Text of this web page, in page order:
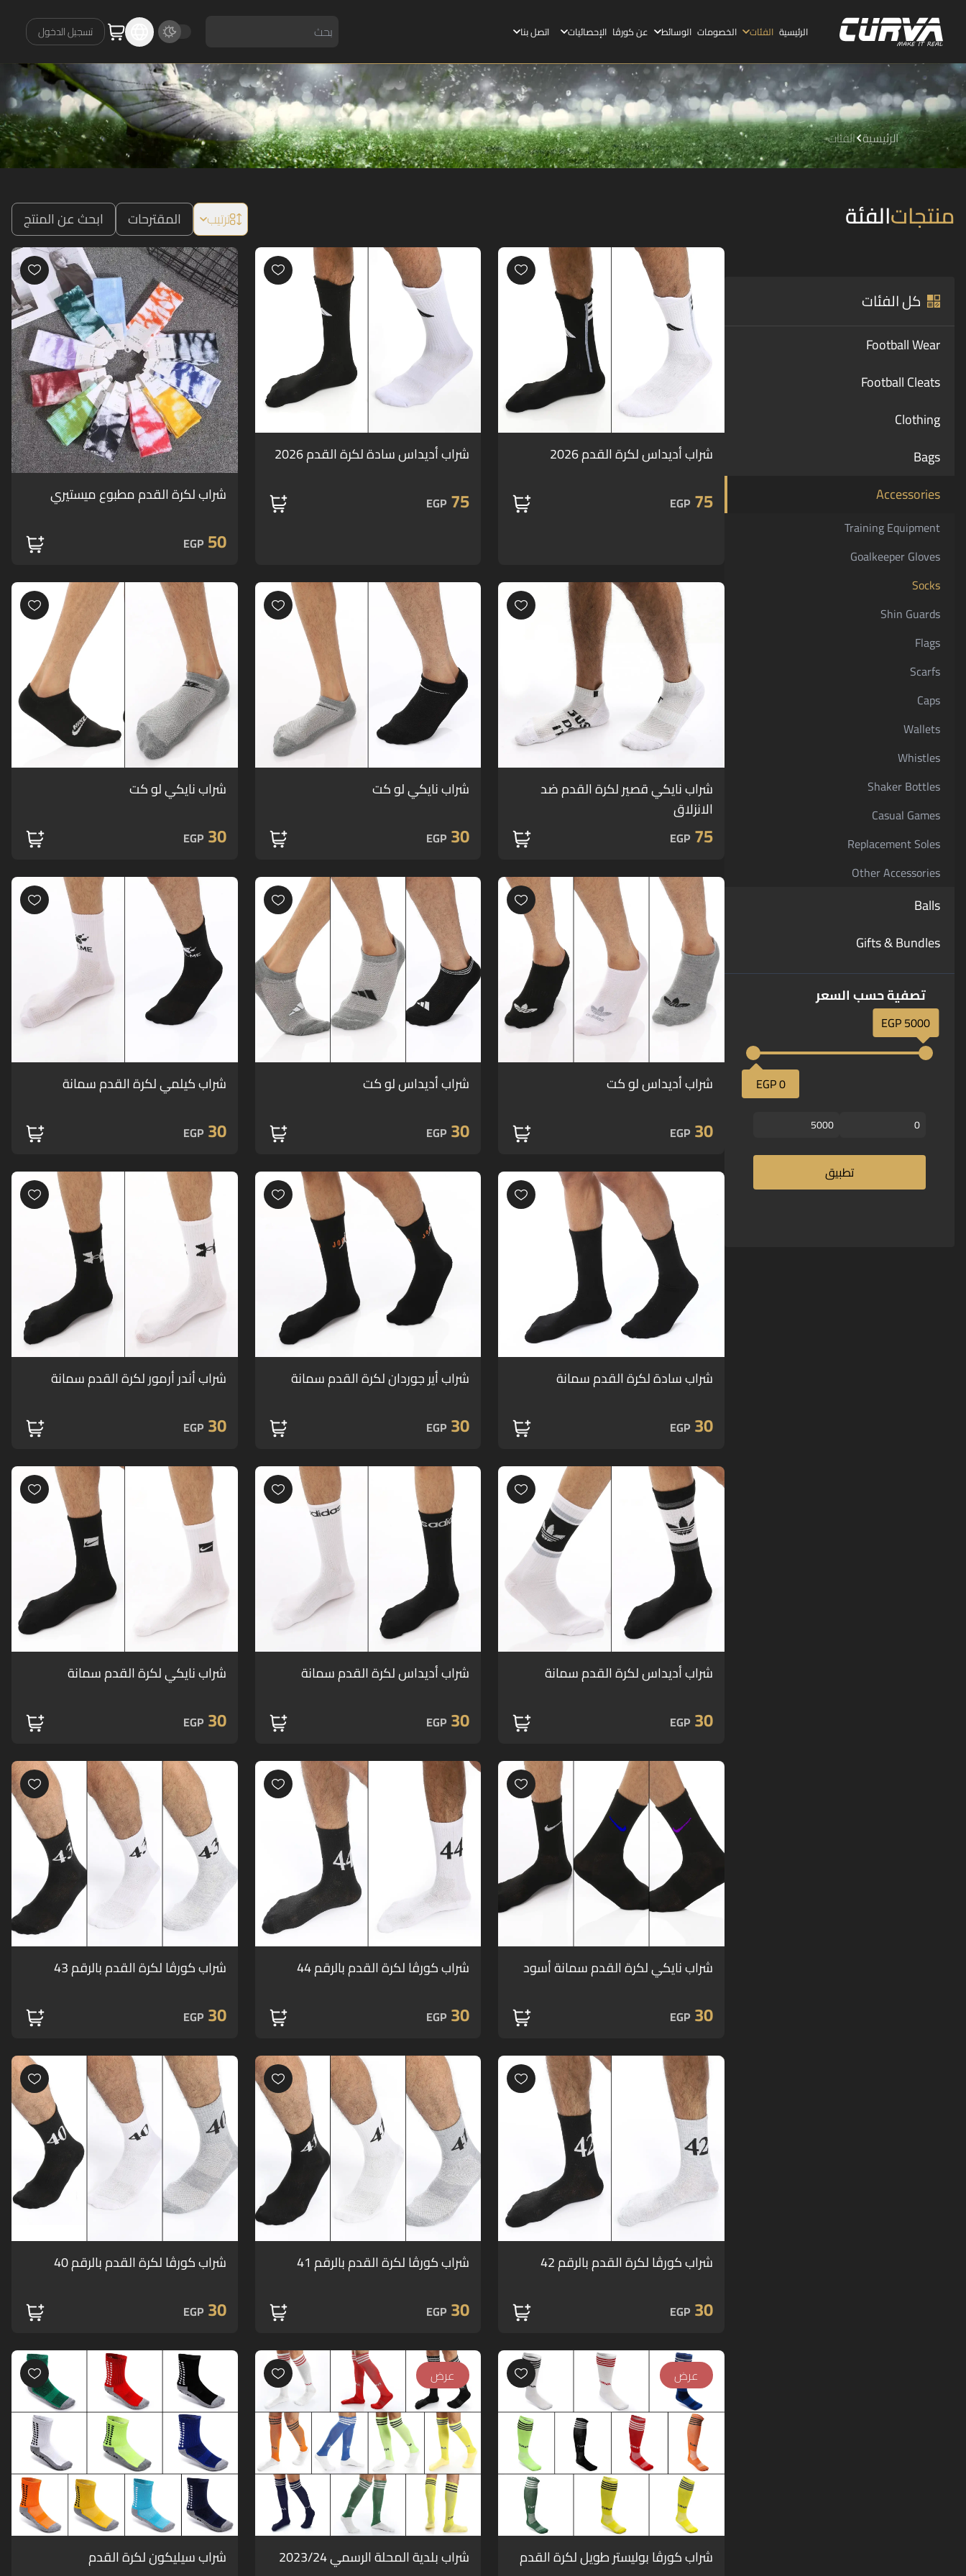
الرئيسية الفئات الخصومات الوسائط عن كورڤا الإحصائيات اتصل بنا تسجيل الدخول
الرئيسية الفئات
منتجاتالفئة
كل الفئات
Football Wear
Football Cleats
Clothing
Bags
Accessories
Training Equipment
Goalkeeper Gloves
Socks
Shin Guards
Flags
Scarfs
Caps
Wallets
Whistles
Shaker Bottles
Casual Games
Replacement Soles
Other Accessories
Balls
Gifts & Bundles
تصفية حسب السعر
0 EGP
5000 EGP
تطبيق
ترتيب المقترحات ابحث عن المنتج
شراب أديداس لكرة القدم 2026
75
EGP
شراب أديداس سادة لكرة القدم 2026
75
EGP شراب لكرة القدم مطبوع ميستيري
50
EGP
شراب نايكي قصير لكرة القدم ضد
الانزلاق
75
EGP
شراب نايكي لو كت
30
EGP
شراب نايكي لو كت
30
EGP
شراب أديداس لو كت
30
EGP
شراب أديداس لو كت
30
EGP
شراب كيلمي لكرة القدم سمانة
30
EGP
شراب سادة لكرة القدم سمانة
30
EGP
شراب أير جوردان لكرة القدم سمانة
30
EGP
شراب أندر أرمور لكرة القدم سمانة
30
EGP
شراب أديداس لكرة القدم سمانة
30
EGP
شراب أديداس لكرة القدم سمانة
30
EGP
شراب نايكي لكرة القدم سمانة
30
EGP
شراب نايكي لكرة القدم سمانة أسود
30
EGP
شراب كورڤا لكرة القدم بالرقم 44
30
EGP
شراب كورڤا لكرة القدم بالرقم 43
30
EGP
شراب كورڤا لكرة القدم بالرقم 42
30
EGP
شراب كورڤا لكرة القدم بالرقم 41
30
EGP
شراب كورڤا لكرة القدم بالرقم 40
30
EGP
عرض
شراب كورڤا بوليستر طويل لكرة القدم
عرض
شراب بلدية المحلة الرسمي 2023/24 شراب سيليكون لكرة القدم